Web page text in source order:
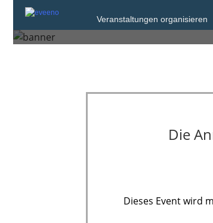
Veranstaltungen organisieren
Hamburg
Die
Dieses Event wird